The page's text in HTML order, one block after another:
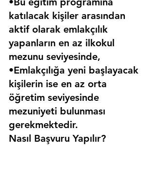
katılacak kişiler arasından
aktif olarak emlakçılık
yapanların en az ilkokul
mezunu seviyesinde,
•Emlakçılığa yeni başlayacak
kişilerin ise en az orta
öğretim seviyesinde
mezuniyeti bulunması
gerekmektedir.
Nasıl Başvuru Yapılır?